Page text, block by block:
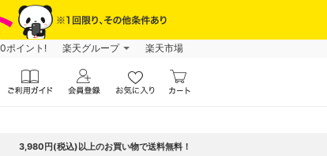
ポイント! 楽天グループ 楽天市場
3,980円(税込)以上のお買い物で送料無料！